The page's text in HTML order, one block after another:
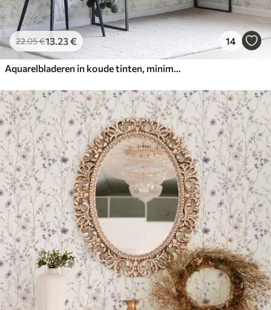
22.05€13.23€ 14
Aquarelbladeren in koude tinten, minimalistisch ontwerp